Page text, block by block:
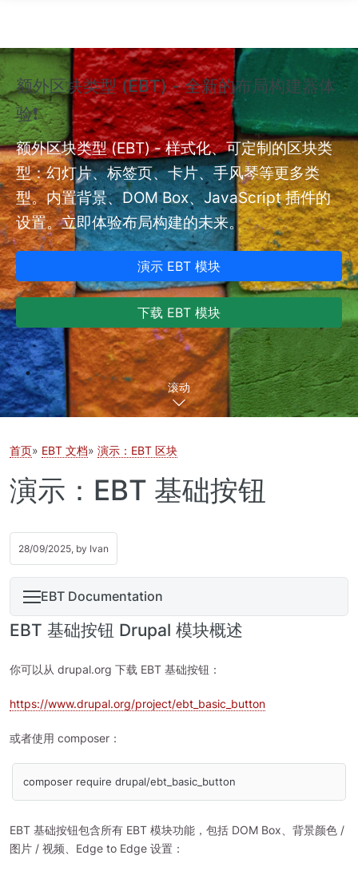
额外区块类型 (EBT) - 全新的布局构建器体
验❗
额外区块类型 (EBT) - 样式化、可定制的区块类
型：幻灯片、标签页、卡片、手风琴等更多类
型。内置背景、DOM Box、JavaScript 插件的
设置。立即体验布局构建的未来。
演示 EBT 模块
下载 EBT 模块
额
滚动
首页 EBT 文档 演示：EBT 区块
演示：EBT 基础按钮
28/09/2025, by Ivan
EBT Documentation
EBT 基础按钮 Drupal 模块概述
你可以从 drupal.org 下载 EBT 基础按钮：
https://www.drupal.org/project/ebt_basic_button
或者使用 composer：
composer require drupal/ebt_basic_button
EBT 基础按钮包含所有 EBT 模块功能，包括 DOM Box、背景颜色 /
图片 / 视频、Edge to Edge 设置：